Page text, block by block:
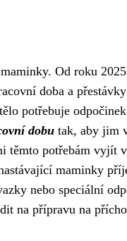
Od roku
doba a
potřebuje
dobu tak, aby jim
těmto potřebám vyjít
maminky
nebo speciální
na přípravu na